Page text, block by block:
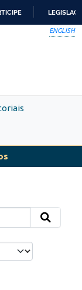
ENGLISH